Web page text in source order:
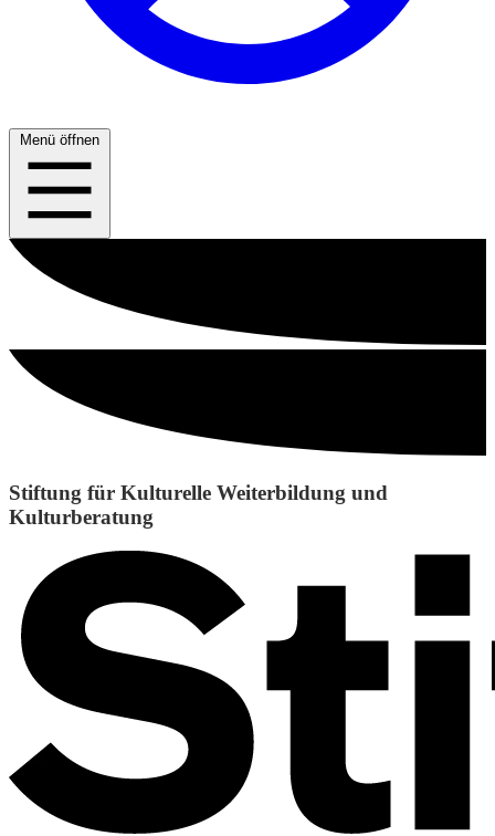
Menü öffnen
Stiftung für Kulturelle Weiterbildung und
Kulturberatung